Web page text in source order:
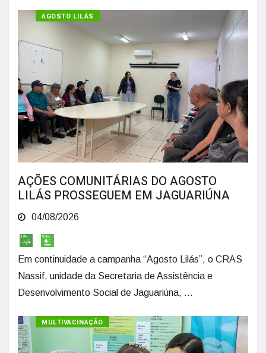
AGOSTO LILÁS
AÇÕES COMUNITÁRIAS DO AGOSTO
LILÁS PROSSEGUEM EM JAGUARIÚNA
04/08/2026
Em continuidade a campanha “Agosto Lilás”, o CRAS
Nassif, unidade da Secretaria de Assistência e
Desenvolvimento Social de Jaguariúna, ...
MULTIVACINAÇÃO